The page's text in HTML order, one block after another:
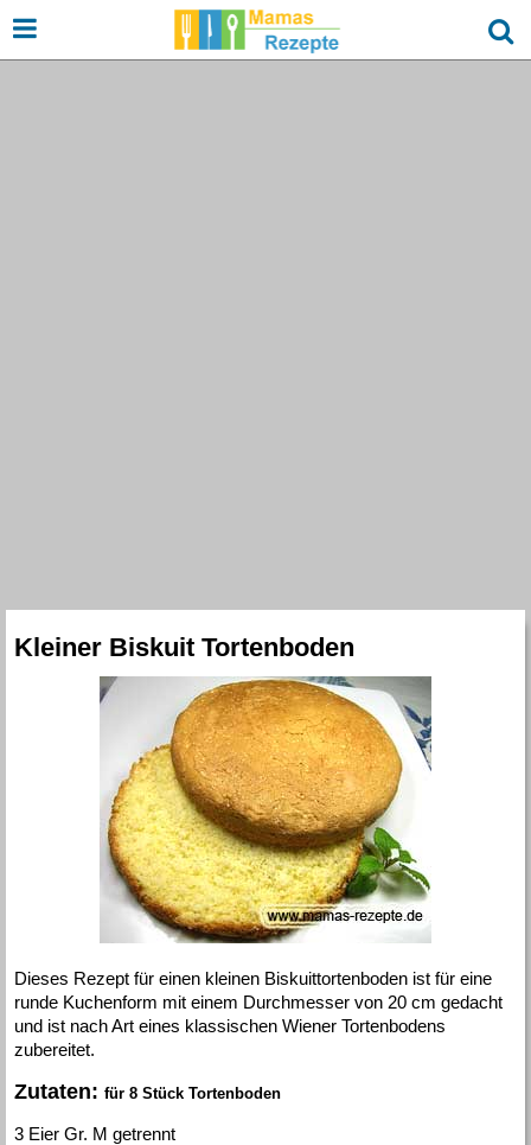
Kleiner Biskuit Tortenboden
Dieses Rezept für einen kleinen Biskuittortenboden ist für eine
runde Kuchenform mit einem Durchmesser von 20 cm gedacht
und ist nach Art eines klassischen Wiener Tortenbodens
zubereitet.
Zutaten: für 8 Stück Tortenboden
3 Eier Gr. M getrennt